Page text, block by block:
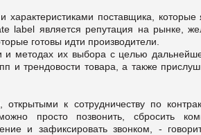
характеристиками поставщика,
label является репутация на рынке,
готовы идти производители.
и методах их выбора с целью
и трендовости товара, а также
открытыми к сотрудничеству по
просто позвонить, сбросить
и зафиксировать звонком, -